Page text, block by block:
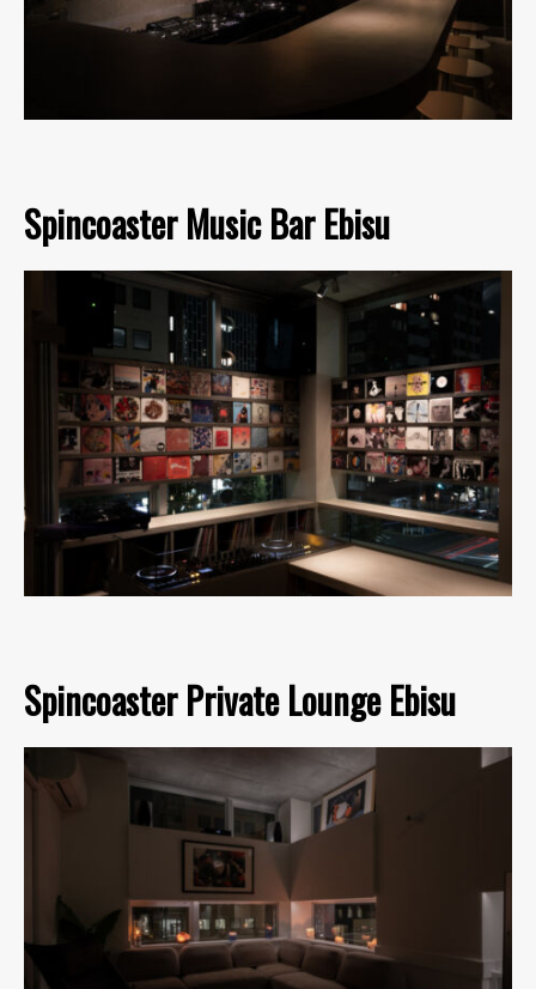
Spincoaster Music Bar Ebisu
Spincoaster Private Lounge Ebisu